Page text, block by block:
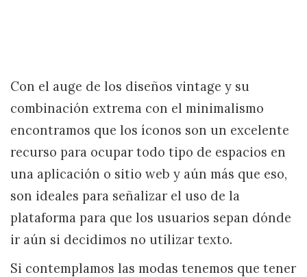
Con el auge de los diseños vintage y su
combinación extrema con el minimalismo
encontramos que los íconos son un excelente
recurso para ocupar todo tipo de espacios en
una aplicación o sitio web y aún más que eso,
son ideales para señalizar el uso de la
plataforma para que los usuarios sepan dónde
ir aún si decidimos no utilizar texto.
Si contemplamos las modas tenemos que tener